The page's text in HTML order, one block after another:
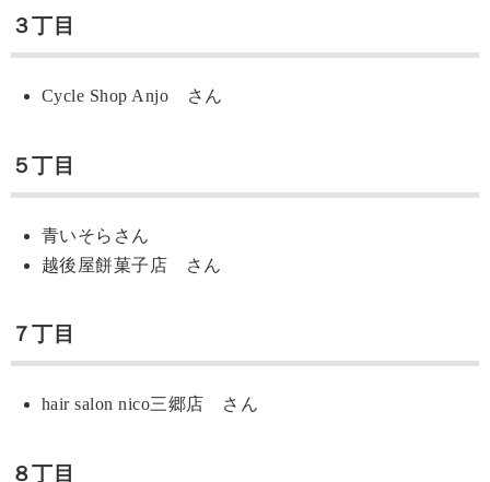
３丁目
Cycle Shop Anjo さん
５丁目
青いそらさん
越後屋餅菓子店 さん
７丁目
hair salon nico三郷店 さん
８丁目